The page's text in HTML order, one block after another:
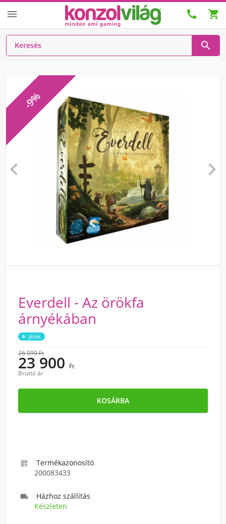
  

-9%
 
Everdell - Az örökfa
árnyékában
Játék
26 099 Ft
23 900 Ft
Bruttó ár
KOSÁRBA

Termékazonosító
200083433

Házhoz szállítás
Készleten